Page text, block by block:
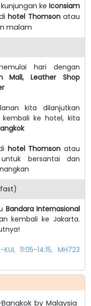
ke Iconsiam
hotel Thomsonatau
malam
hari dengan
Mall, Leather Shop
kita dilanjutkan
kembali ke hotel, kita
hotel Thomson atau
bersantai dan
Bandara Internasional
kembali ke Jakarta.
11:05-14:15, MH723
by Malaysia